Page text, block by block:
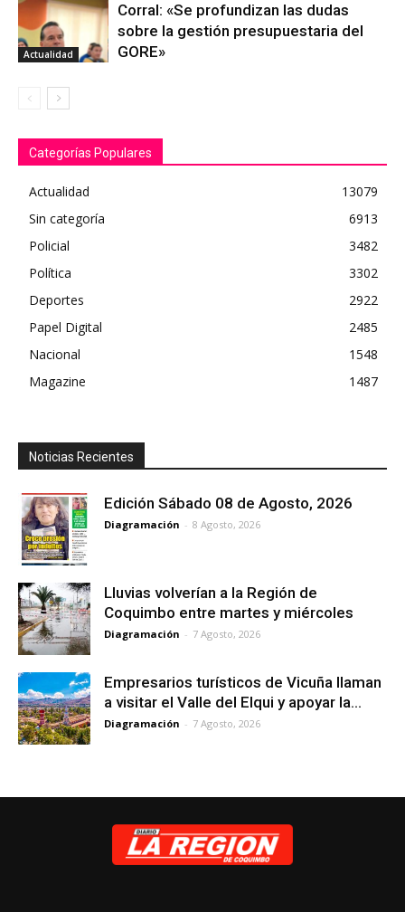
Actualidad
Corral: «Se profundizan las dudas
sobre la gestión presupuestaria del
GORE»
Categorías Populares
Actualidad
13079
Sin categoría
6913
Policial
3482
Política
3302
Deportes
2922
Papel Digital
2485
Nacional
1548
Magazine
1487
Noticias Recientes
Edición Sábado 08 de Agosto, 2026
Diagramación - 8 Agosto, 2026
Lluvias volverían a la Región de
Coquimbo entre martes y miércoles
Diagramación - 7 Agosto, 2026
Empresarios turísticos de Vicuña llaman
a visitar el Valle del Elqui y apoyar la...
Diagramación - 7 Agosto, 2026